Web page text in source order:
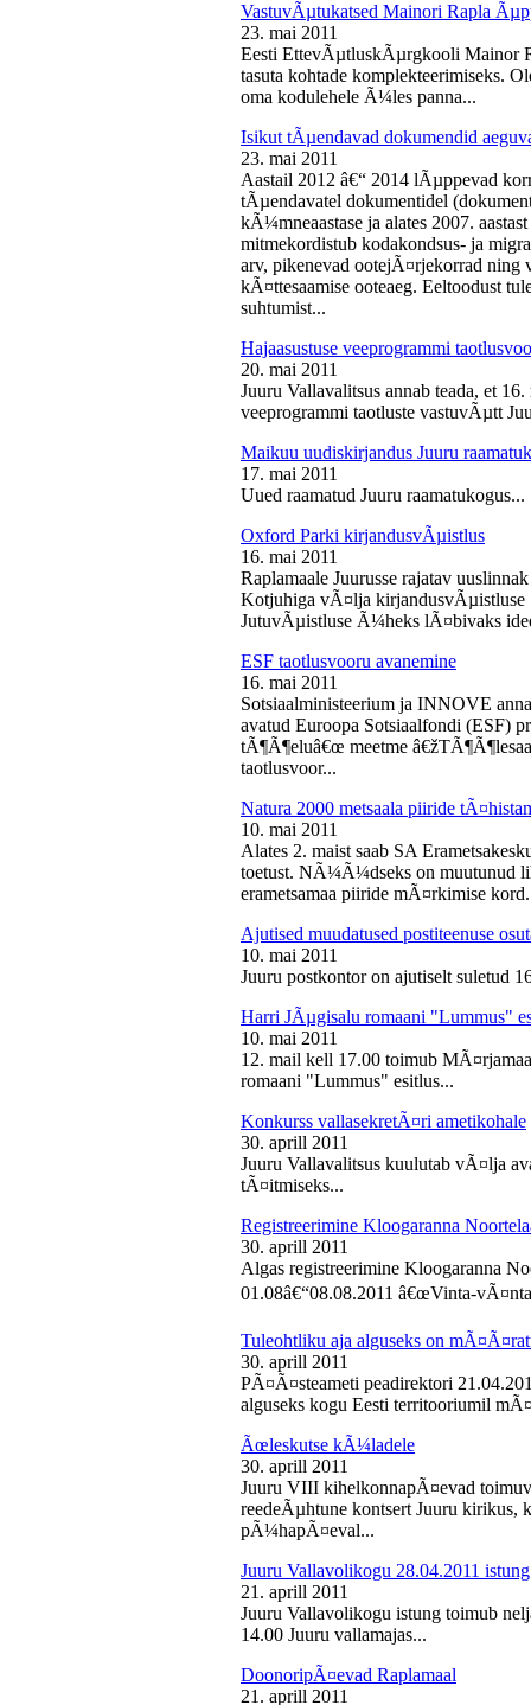
VastuvÃµtukatsed Mainori Rapla
23. mai 2011
Eesti EttevÃµtluskÃµrgkooli Mainor
tasuta kohtade komplekteerimiseks.
oma kodulehele Ã¼les panna...
Isikut tÃµendavad dokumendid
23. mai 2011
Aastail 2012 â€“ 2014 lÃµppevad
tÃµendavatel dokumentidel
kÃ¼mneaastase ja alates 2007.
mitmekordistub kodakondsus- ja
arv, pikenevad ootejÃ¤rjekorrad ning
kÃ¤ttesaamise ooteaeg. Eeltoodust
suhtumist...
Hajaasustuse veeprogrammi
20. mai 2011
Juuru Vallavalitsus annab teada, et
veeprogrammi taotluste vastuvÃµtt
Maikuu uudiskirjandus Juuru
17. mai 2011
Uued raamatud Juuru raamatukogus...
Oxford Parki kirjandusvÃµistlus
16. mai 2011
Raplamaale Juurusse rajatav
Kotjuhiga vÃ¤lja
JutuvÃµistluse Ã¼heks lÃ¤bivaks
ESF taotlusvooru avanemine
16. mai 2011
Sotsiaalministeerium ja INNOVE
avatud Euroopa Sotsiaalfondi (ESF)
tÃ¶Ã¶eluâ€œ meetme
taotlusvoor...
Natura 2000 metsaala piiride
10. mai 2011
Alates 2. maist saab SA
toetust. NÃ¼Ã¼dseks on muutunud
erametsamaa piiride mÃ¤rkimise
Ajutised muudatused postiteenuse
10. mai 2011
Juuru postkontor on ajutiselt suletud
Harri JÃµgisalu romaani "Lummus"
10. mai 2011
12. mail kell 17.00 toimub
romaani "Lummus" esitlus...
Konkurss vallasekretÃ¤ri ametikohale
30. aprill 2011
Juuru Vallavalitsus kuulutab vÃ¤lja
tÃ¤itmiseks...
Registreerimine Kloogaranna
30. aprill 2011
Algas registreerimine Kloogaranna
01.08â€“08.08.2011 â€œVinta-
Tuleohtliku aja alguseks on
30. aprill 2011
PÃ¤Ã¤steameti peadirektori
alguseks kogu Eesti territooriumil
Ãœleskutse kÃ¼ladele
30. aprill 2011
Juuru VIII kihelkonnapÃ¤evad
reedeÃµhtune kontsert Juuru
pÃ¼hapÃ¤eval...
Juuru Vallavolikogu 28.04.2011 istung
21. aprill 2011
Juuru Vallavolikogu istung toimub
14.00 Juuru vallamajas...
DoonoripÃ¤evad Raplamaal
21. aprill 2011